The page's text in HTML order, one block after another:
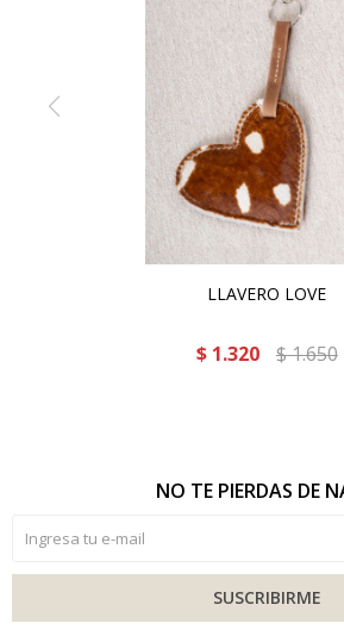
LLAVERO LOVE
$ 1.320 $1.650
NO TE PIERDAS DE
SUSCRIBIRME